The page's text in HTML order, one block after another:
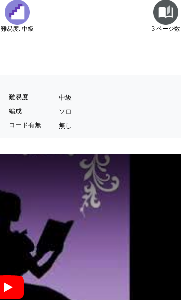
バレエ「コッペリア」より フランツのVa. - ドリーブ
難易度: 中級 3 ページ数
難易度
中級
編成
ソロ
コード有無 無し